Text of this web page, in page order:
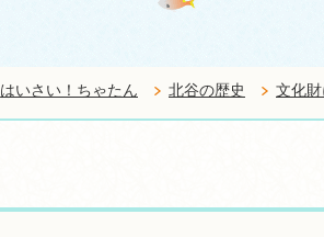
はいさい！ちゃたん 北谷の歴史 文化